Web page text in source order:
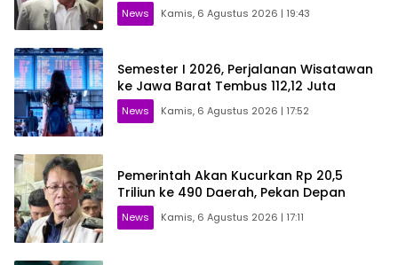
News Kamis, 6 Agustus 2026 | 19:43
Semester I 2026, Perjalanan Wisatawan
ke Jawa Barat Tembus 112,12 Juta
News Kamis, 6 Agustus 2026 | 17:52
Pemerintah Akan Kucurkan Rp 20,5
Triliun ke 490 Daerah, Pekan Depan
News Kamis, 6 Agustus 2026 | 17:11